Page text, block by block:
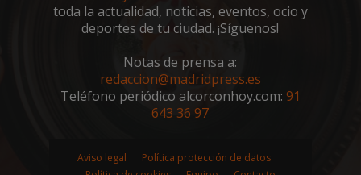
toda la actualidad, noticias, eventos, ocio y
deportes de tu ciudad. ¡Síguenos!
Notas de prensa a:
redaccion@madridpress.es
Teléfono periódico alcorconhoy.com: 91
643 36 97
Aviso legal
Política protección de datos
__cf_bm
Cloudflare Inc.